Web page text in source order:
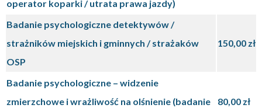
operator koparki / utrata prawa jazdy)
Badanie psychologiczne detektywów /
strażników miejskich i gminnych / strażaków
OSP
150,00 zł
Badanie psychologiczne – widzenie
zmierzchowe i wrażliwość na olśnienie (badanie
80,00 zł